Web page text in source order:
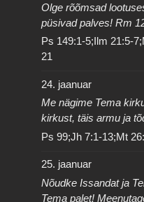
Olge rõõmsad
püsivad palves! Rm
Ps 149:1-5;Ilm 21:5-
21
24. jaanuar
Me nägime Tema
kirkust, täis armu ja
Ps 99;Jh 7:1-13;Mt
25. jaanuar
Nõudke Issandat ja
Tema palet!